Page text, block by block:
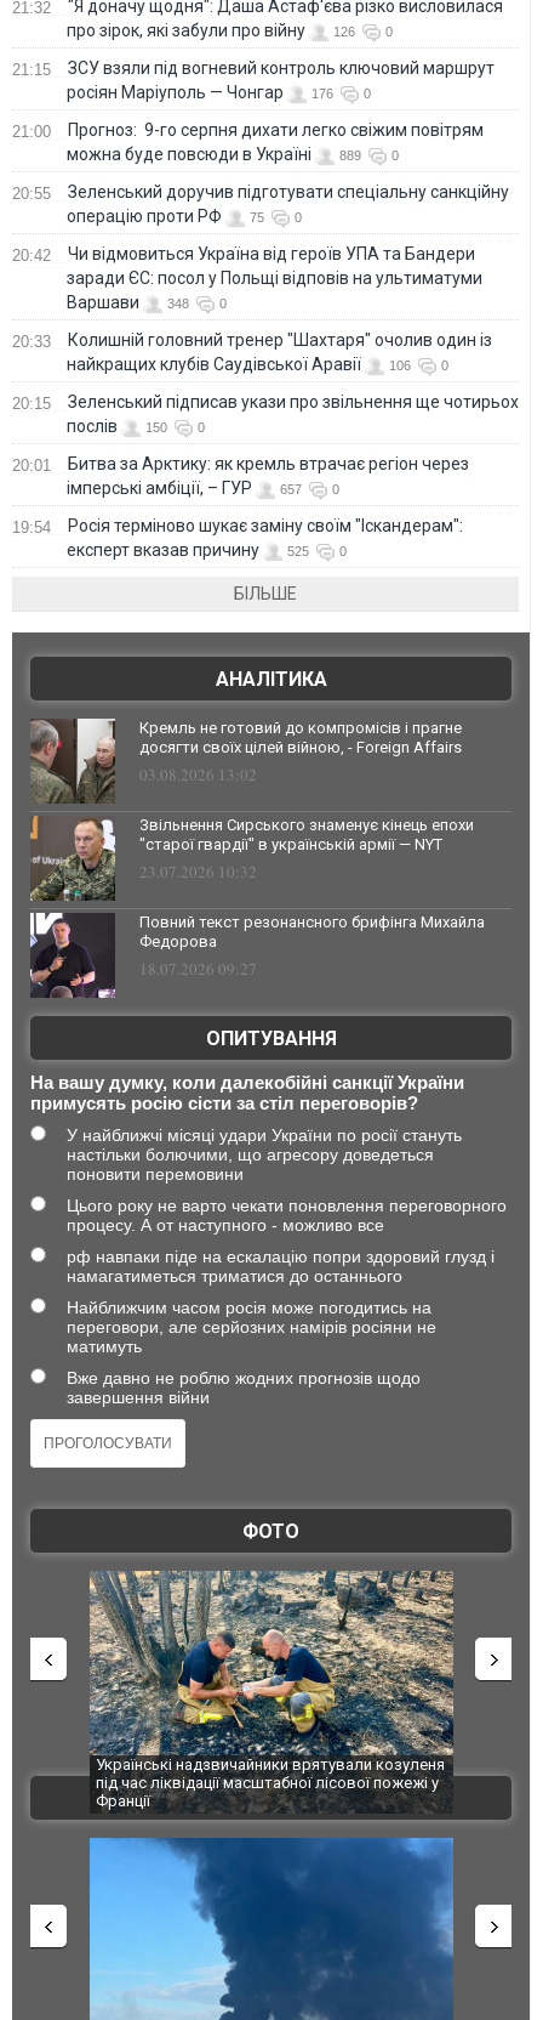
21:32
"Я доначу щодня": Даша Астаф'єва різко висловилася
про зірок, які забули про війну
126 0
21:15
ЗСУ взяли під вогневий контроль ключовий маршрут
росіян Маріуполь — Чонгар
176 0
21:00
Прогноз: 9-го серпня дихати легко свіжим повітрям
можна буде повсюди в Україні
889 0
20:55
Зеленський доручив підготувати спеціальну санкційну
операцію проти РФ
75 0
20:42
Чи відмовиться Україна від героїв УПА та Бандери
заради ЄС: посол у Польщі відповів на ультиматуми
Варшави
348 0
20:33
Колишній головний тренер "Шахтаря" очолив один із
найкращих клубів Саудівської Аравії
106 0
20:15
Зеленський підписав укази про звільнення ще чотирьох
послів
150 0
20:01
Битва за Арктику: як кремль втрачає регіон через
імперські амбіції, – ГУР
657 0
19:54
Росія терміново шукає заміну своїм "Іскандерам":
експерт вказав причину
525 0
БІЛЬШЕ
АНАЛІТИКА
Кремль не готовий до компромісів і прагне
досягти своїх цілей війною, - Foreign Affairs
03.08.2026 13:02
Звільнення Сирського знаменує кінець епохи
"старої гвардії" в українській армії — NYT
23.07.2026 10:32
Повний текст резонансного брифінга Михайла
Федорова
18.07.2026 09:27
ОПИТУВАННЯ
На вашу думку, коли далекобійні санкції України
примусять росію сісти за стіл переговорів?
У найближчі місяці удари України по росії стануть
настільки болючими, що агресору доведеться
поновити перемовини
Цього року не варто чекати поновлення переговорного
процесу. А от наступного - можливо все
рф навпаки піде на ескалацію попри здоровий глузд і
намагатиметься триматися до останнього
Найближчим часом росія може погодитись на
переговори, але серйозних намірів росіяни не
матимуть
Вже давно не роблю жодних прогнозів щодо
завершення війни
ФОТО
Українські надзвичайники врятували козуленя
під час ліквідації масштабної лісової пожежі у
Франції
СБУ за
Болгарії
ВІДЕО